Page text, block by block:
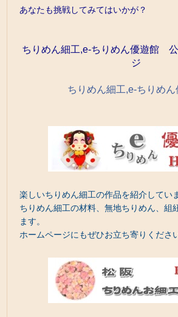
あなたも挑戦してみてはいかが？
ちりめん細工,e-ちりめん優遊館
ジ
ちりめん細工,e-ちりめん
楽しいちりめん細工の作品を紹介してい
ちりめん細工の材料、無地ちりめん、組
ます。
ホームページにもぜひお立ち寄りくださ